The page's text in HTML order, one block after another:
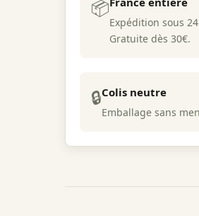
📦
Expédition sous
Gratuite dès 30€.
🔒Colis neutre
Emballage sans